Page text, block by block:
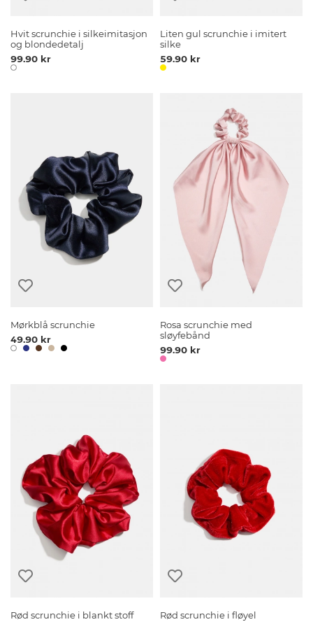
Hvit scrunchie i silkeimitasjon
og blondedetalj
99.90 kr
Liten gul scrunchie i imitert
silke
59.90 kr
Mørkblå scrunchie
49.90 kr
Rosa scrunchie med
sløyfebånd
99.90 kr
Rød scrunchie i blankt stoff
Rød scrunchie i fløyel